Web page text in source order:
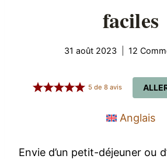
faciles
31 août 2023 12
5 de8 avis
Anglais
Envie d’un petit-déjeuner ou